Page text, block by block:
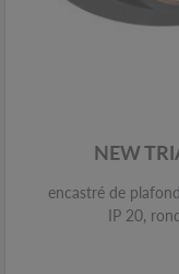
NEW
encastré de
IP 20,